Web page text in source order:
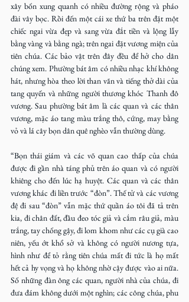
xây bốn xung quanh có nhiều đường rộng và pháo
đài vây bọc. Rồi đến một cái xe thứ ba trên đặt một
chiếc ngai vừa đẹp và sang vừa đắt tiền và lộng lẫy
bằng vàng và bằng ngà; trên ngai đặt vương miện của
tiên chúa. Các bảo vật trên đây đều để hở cho dân
chúng xem. Phường bát âm có nhiều nhạc khí không
hát, nhưng hòa theo lời than vãn và tiếng thở dài của
tang quyến và những người thương khóc Thanh đô
vương. Sau phường bát âm là các quan và các thân
vương, mặc áo tang màu trắng thô, cứng, may bằng
vỏ và lá cây bọn dân quê nghèo vẫn thường dùng.
“Bọn thái giám và các võ quan cao thấp của chúa
được đi gần nhà táng phủ trên áo quan và có người
khiêng cho đến lúc hạ huyệt. Các quan và các thân
vương khác đi liền trước “đòn”. Thế tử và các vương
đệ đi sau “đòn” vẫn mặc thứ quần áo tôi đã tả trên
kia, đi chân đất, đầu đeo tóc giả và cắm râu giả, màu
trắng, tay chống gậy, đi lom khom như các cụ già cao
niên, yếu ớt khổ sở và không có người nương tựa,
hình như để tỏ rằng tiên chúa mất đi tức là họ mất
hết cả hy vọng và họ không nhờ cậy được vào ai nữa.
Số những đàn ông các quan, người nhà của chúa, đi
đưa đám không dưới một nghìn; các công chúa, phu